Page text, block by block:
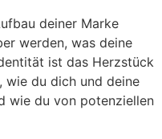
deiner Marke
werden, was deine
ist das Herzstück
wie du dich und deine
wie du von potenziellen